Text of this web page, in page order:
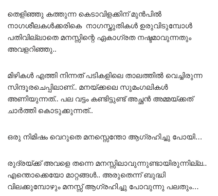
തെളിഞ്ഞു കത്തുന്ന കെടാവിളക്കിന് മുൻപിൽ
നാഗശീലകൾക്കരികെ നാഗസ്തുതികൾ ഉരുവിടുമ്പോൾ
പതിവില്ലാതെ മനസ്സിന്റെ ഏകാഗ്രത നഷ്ടമാവുന്നതും
അവളറിഞ്ഞു..
മിഴികൾ എത്തി നിന്നത് പടികളിലെ താലത്തിൽ വെച്ചിരുന്ന
സിന്ദൂരചെപ്പിലാണ്.. മനയ്ക്കലെ സുമംഗലികൾ
അണിയുന്നത്.. പല വട്ടം കണ്ടിട്ടുണ്ട് അച്ഛൻ അമ്മയ്ക്കത്
ചാർത്തി കൊടുക്കുന്നത്..
ഒരു നിമിഷം വെറുതെ മനസ്സെന്തോ ആഗ്രഹിച്ചു പോയി…
രുദ്രയ്ക്ക് അവളെ തന്നെ മനസ്സിലാവുന്നുണ്ടായിരുന്നില്ല..
എന്തൊക്കെയോ മാറ്റങ്ങൾ.. അരുതെന്ന് ബുദ്ധി
വിലക്കുമ്പോഴും മനസ്സ് ആഗ്രഹിച്ചു പോവുന്നു പലതും…